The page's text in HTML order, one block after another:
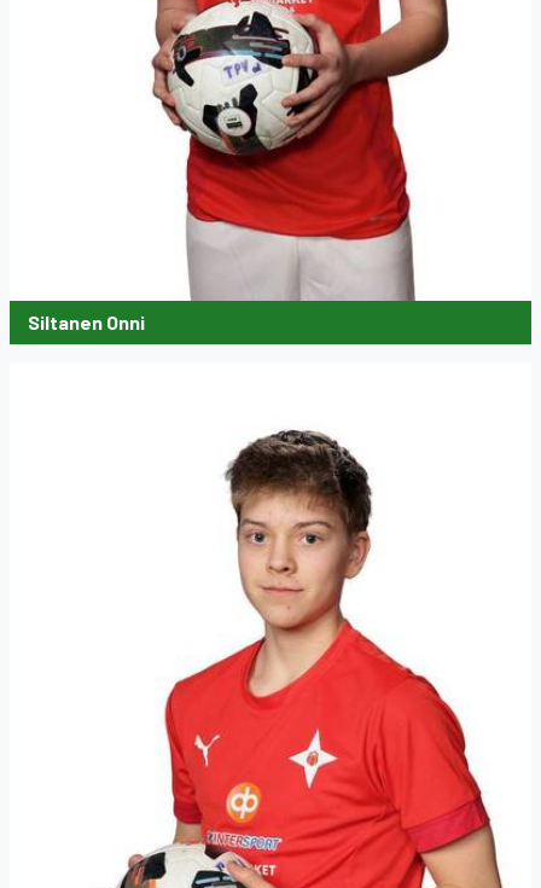
Siltanen Onni